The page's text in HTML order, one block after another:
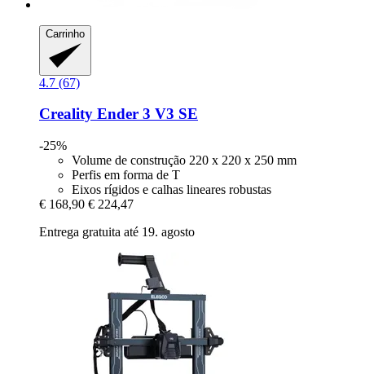
Carrinho
4.7 (67)
Creality Ender 3 V3 SE
-25%
Volume de construção 220 x 220 x 250 mm
Perfis em forma de T
Eixos rígidos e calhas lineares robustas
€ 168,90 € 224,47
Entrega gratuita até 19. agosto